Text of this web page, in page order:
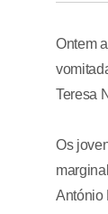
Ontem
Teresa
Os
António